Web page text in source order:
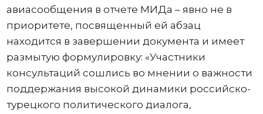
авиасообщения в отчете МИДа – явно не в
приоритете, посвященный ей абзац
находится в завершении документа и имеет
размытую формулировку: «Участники
консультаций сошлись во мнении о важности
поддержания высокой динамики российско-
турецкого политического диалога,